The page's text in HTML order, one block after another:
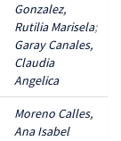
Gonzalez,
Rutilia Marisela;
Garay Canales,
Claudia
Angelica
Moreno Calles,
Ana Isabel